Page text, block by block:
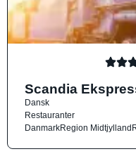
Scandia
Dansk
Restauranter
DanmarkRegion Midtjylland